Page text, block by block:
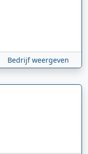
Bedrijf weergeven